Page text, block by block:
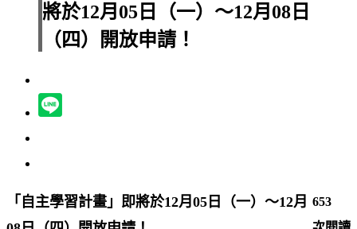
將於12月05日（一）～12月08日
（四）開放申請！
653
「自主學習計畫」即將於12月05日（一）～12月